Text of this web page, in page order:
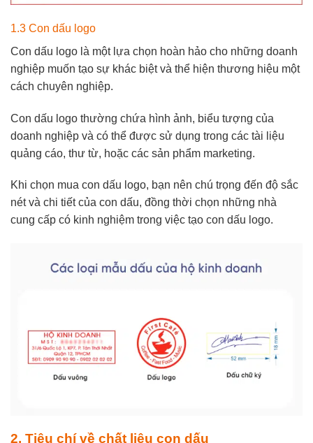
1.3 Con dấu logo
Con dấu logo là một lựa chọn hoàn hảo cho những doanh
nghiệp muốn tạo sự khác biệt và thể hiện thương hiệu một
cách chuyên nghiệp.
Con dấu logo thường chứa hình ảnh, biểu tượng của
doanh nghiệp và có thể được sử dụng trong các tài liệu
quảng cáo, thư từ, hoặc các sản phẩm marketing.
Khi chọn mua con dấu logo, bạn nên chú trọng đến độ sắc
nét và chi tiết của con dấu, đồng thời chọn những nhà
cung cấp có kinh nghiệm trong việc tạo con dấu logo.
2. Tiêu chí về chất liệu con dấu